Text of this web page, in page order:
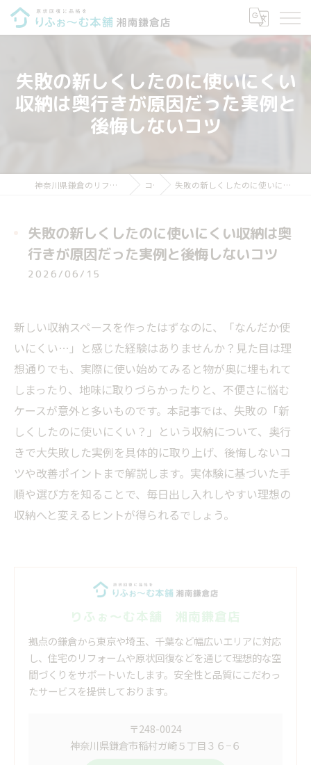
失敗の新しくしたのに使いにくい
収納は奥行きが原因だった実例と
後悔しないコツ
神奈川県鎌倉のリフォームならりふぉ～む本舗 湘南鎌倉店 コラム 失敗の新しくしたのに使いにくい収納は奥行きが原因だった実例と後悔しないコツ
失敗の新しくしたのに使いにくい収納は奥
行きが原因だった実例と後悔しないコツ
2026/06/15
新しい収納スペースを作ったはずなのに、「なんだか使
いにくい…」と感じた経験はありませんか？見た目は理
想通りでも、実際に使い始めてみると物が奥に埋もれて
しまったり、地味に取りづらかったりと、不便さに悩む
ケースが意外と多いものです。本記事では、失敗の「新
しくしたのに使いにくい？」という収納について、奥行
きで大失敗した実例を具体的に取り上げ、後悔しないコ
ツや改善ポイントまで解説します。実体験に基づいた手
順や選び方を知ることで、毎日出し入れしやすい理想の
収納へと変えるヒントが得られるでしょう。
りふぉ～む本舗 湘南鎌倉店
拠点の鎌倉から東京や埼玉、千葉など幅広いエリアに対応
し、住宅のリフォームや原状回復などを通じて理想的な空
間づくりをサポートいたします。安全性と品質にこだわっ
たサービスを提供しております。
〒248-0024
神奈川県鎌倉市稲村ガ崎５丁目３６−６